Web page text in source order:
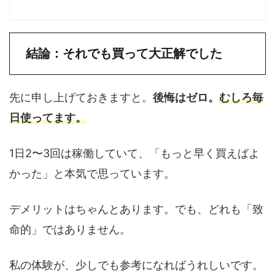
結論：それでも買って大正解でした
先に申し上げておきますと。 後悔はゼロ。 むしろ毎
日使ってます。
1日2〜3回は稼働していて、「もっと早く買えばよ
かった」と本気で思っています。
デメリットはちゃんとあります。でも、どれも「致
命的」ではありません。
私の体験が、少しでも参考になればうれしいです。